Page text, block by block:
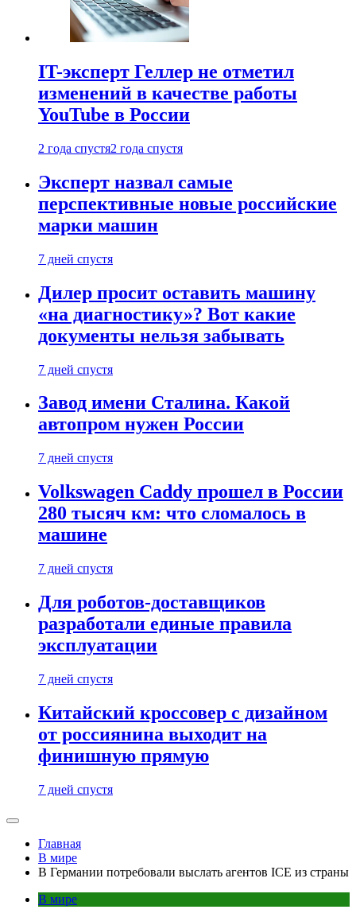
IT-эксперт Геллер не отметил
изменений в качестве работы
YouTube в России
2 года спустя2 года спустя
Эксперт назвал самые
перспективные новые российские
марки машин
7 дней спустя
Дилер просит оставить машину
«на диагностику»? Вот какие
документы нельзя забывать
7 дней спустя
Завод имени Сталина. Какой
автопром нужен России
7 дней спустя
Volkswagen Caddy прошел в России
280 тысяч км: что сломалось в
машине
7 дней спустя
Для роботов-доставщиков
разработали единые правила
эксплуатации
7 дней спустя
Китайский кроссовер с дизайном
от россиянина выходит на
финишную прямую
7 дней спустя
Главная
В мире
В Германии потребовали выслать агентов ICE из страны
В мире